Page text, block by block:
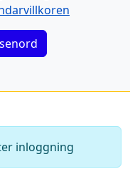
inloggning